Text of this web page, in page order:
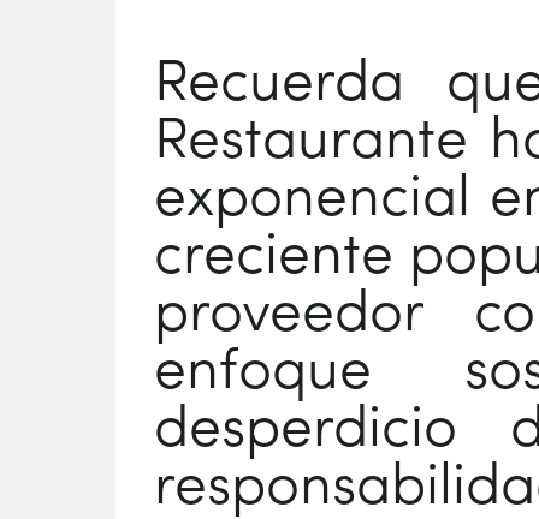
Recuerda
Restaurante
exponencial
creciente
proveedor
enfoque
desperdicio